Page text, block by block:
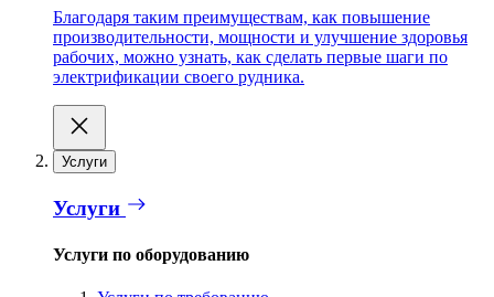
Благодаря таким преимуществам, как повышение
производительности, мощности и улучшение здоровья
рабочих, можно узнать, как сделать первые шаги по
электрификации своего рудника.
Услуги
Услуги
Услуги по оборудованию